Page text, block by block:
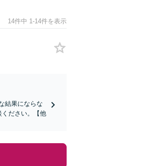
14件中 1-14件を表示
結果にならな
ださい。【他